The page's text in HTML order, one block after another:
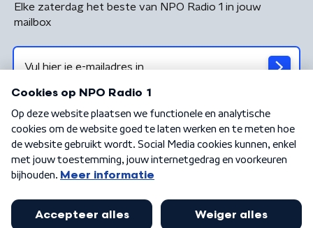
Elke zaterdag het beste van NPO Radio 1 in jouw
mailbox
Algemene voorwaarden